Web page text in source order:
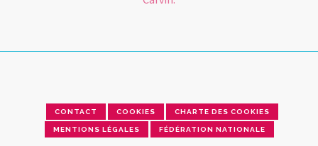
CONTACT COOKIES CHARTE DES COOKIES
MENTIONS LÉGALES FÉDÉRATION NATIONALE